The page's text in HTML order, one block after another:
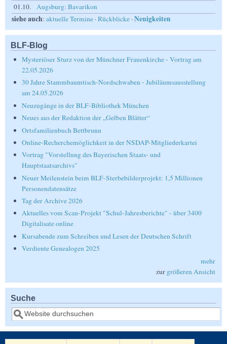
01.10. Augsburg: Bavarikon
siehe auch: aktuelle Termine ·Rückblicke ·Neuigkeiten
BLF-Blog
Mysteriöser Sturz von der Münchner Frauenkirche - Vortrag am
22.05.2026
30 Jahre Stammbaumtisch-Nordschwaben - Jubiläumsausstellung
am 24.05.2026
Neuzugänge in der BLF-Bibliothek München
Neues aus der Redaktion der „Gelben Blätter“
Ortsfamilienbuch Bettbrunn
Online-Recherchemöglichkeit in der NSDAP-Mitgliederkartei
Vortrag "Vorstellung des Bayerischen Staats- und
Hauptstaatsarchivs"
Neuer Meilenstein beim BLF-Sterbebilderprojekt: 1,5 Millionen
Personendatensätze
Tag der Archive 2026
Aktuelles vom Scan-Projekt "Schul-Jahresberichte" - über 3400
Digitalisate online
Kursabende zum Schreiben und Lesen der Deutschen Schrift
Verdiente Genealogen 2025
mehr
zur größeren Ansicht
Suche
Suche